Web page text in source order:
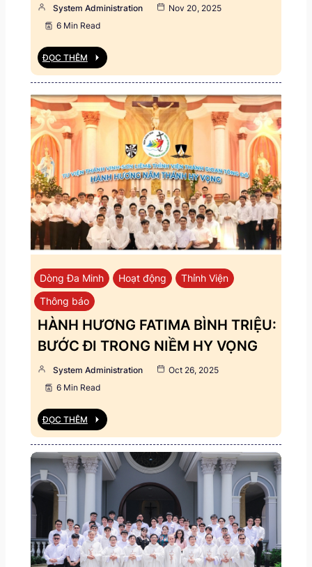
System Administration
Nov 20, 2025
6 Min Read
ĐỌC THÊM
Dòng Đa Minh Hoạt động
Thỉnh Viện
Thông báo
HÀNH HƯƠNG FATIMA BÌNH TRIỆU:
BƯỚC ĐI TRONG NIỀM HY VỌNG
System Administration
Oct 26, 2025
6 Min Read
ĐỌC THÊM